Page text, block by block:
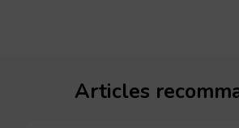
Articles